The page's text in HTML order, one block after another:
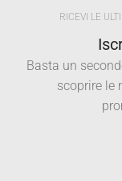
RICEVI LE
Basta un
scoprire le